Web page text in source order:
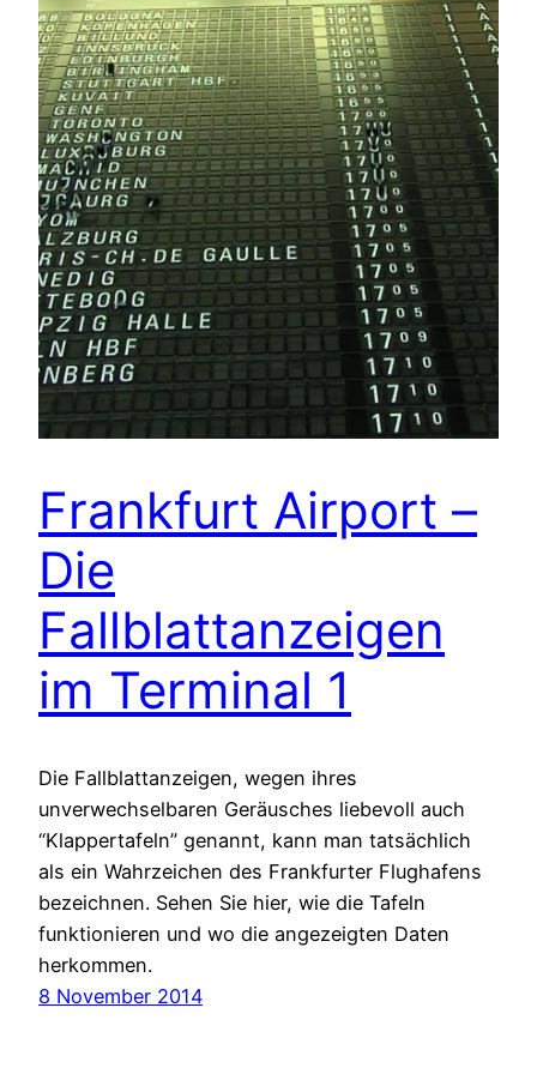
Frankfurt Airport –
Die
Fallblattanzeigen
im Terminal 1
Die Fallblattanzeigen, wegen ihres
unverwechselbaren Geräusches liebevoll auch
“Klappertafeln” genannt, kann man tatsächlich
als ein Wahrzeichen des Frankfurter Flughafens
bezeichnen. Sehen Sie hier, wie die Tafeln
funktionieren und wo die angezeigten Daten
herkommen.
8 November 2014